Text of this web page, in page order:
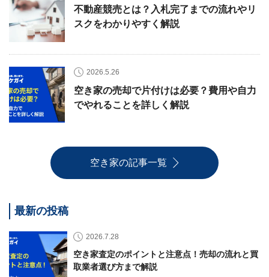
不動産競売とは？入札完了までの流れやリ
スクをわかりやすく解説
2026.5.26
空き家の売却で片付けは必要？費用や自力
でやれることを詳しく解説
空き家の記事一覧
最新の投稿
2026.7.28
空き家査定のポイントと注意点！売却の流れと買
取業者選び方まで解説